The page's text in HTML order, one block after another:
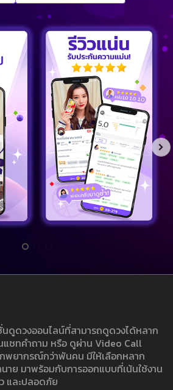
ดูดวงออนไลน์ที่สามารถดูดวงได้หลาก
ชทคำถาม หรือ ดูผ่าน Video Call
พยากรณ์กว่าพันคน มีให้เลือกหลาก
าย มาพร้อมกับการออกแบบที่เน้นใช้งาน
และปลอดภัย